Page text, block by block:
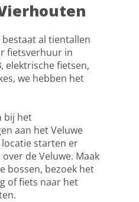
al tientallen
fietsverhuur in
elektrische fietsen,
we hebben het
bij het
aan het Veluwe
starten er
de Veluwe. Maak
bossen, bezoek het
of fiets naar het